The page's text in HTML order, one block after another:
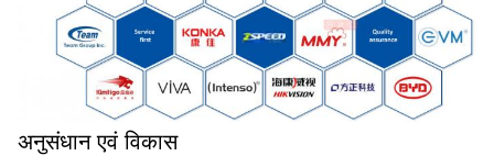
अनुसंधान एवं विकास